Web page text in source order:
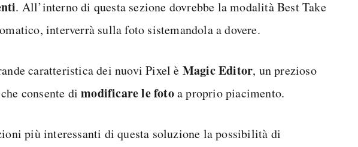
. All’interno di questa sezione dovrebbe la modalità Best Take
interverrà sulla foto sistemandola a dovere.
caratteristica dei nuovi Pixel è Magic Editor, un prezioso
consente dimodificare le fotoa proprio piacimento.
più interessanti di questa soluzione la possibilità di